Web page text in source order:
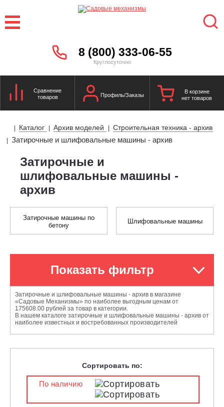
8 (800) 333-06-55
Круглосуточно
Сравнение
товаров
Профиль/Заказы
В корзине
нет товаров
| Каталог | Архив моделей | Строительная техника - архив
| Затирочные и шлифовальные машины - архив
Затирочные и
шлифовальные машины -
архив
Затирочные машины по
бетону
Шлифовальные машины
Показать фильтр
Затирочные и шлифовальные машины - архив в магазине
«Садовые Механизмы» по наиболее выгодным ценам от
175608.00 рублей за товар в категории.
В нашем каталоге затирочные и шлифовальные машины - архив от
наиболее известных и востребованных производителей
Сортировать по:
По наличию